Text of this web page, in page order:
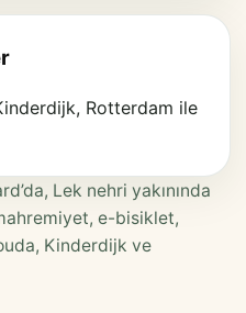
Rotterdam ile
Lek nehri yakınında
e-bisiklet,
Kinderdijk ve